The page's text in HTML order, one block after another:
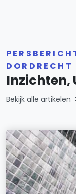
DORDRECHT
Inzichten,
Bekijk alle artikelen